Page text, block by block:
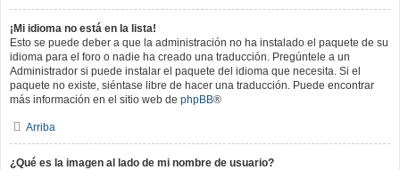
¡Mi idioma no está en la lista!
Esto se puede deber a que la administración no ha instalado el paquete de su
idioma para el foro o nadie ha creado una traducción. Pregúntele a un
Administrador si puede instalar el paquete del idioma que necesita. Si el
paquete no existe, siéntase libre de hacer una traducción. Puede encontrar
más información en el sitio web de phpBB®
Arriba
¿Qué es la imagen al lado de mi nombre de usuario?